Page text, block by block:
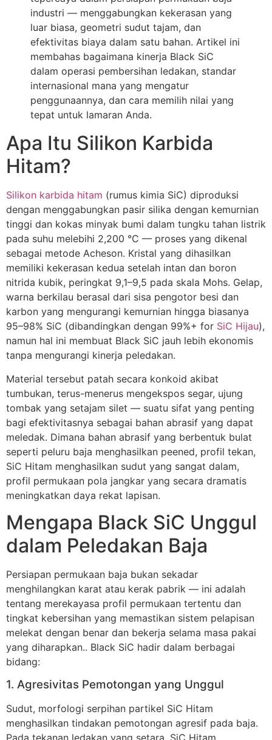
industri — menggabungkan kekerasan yang
luar biasa, geometri sudut tajam, dan
efektivitas biaya dalam satu bahan. Artikel ini
membahas bagaimana kinerja Black SiC
dalam operasi pembersihan ledakan, standar
internasional mana yang mengatur
penggunaannya, dan cara memilih nilai yang
tepat untuk lamaran Anda.
Apa Itu Silikon Karbida
Hitam?
Silikon karbida hitam (rumus kimia SiC) diproduksi
dengan menggabungkan pasir silika dengan kemurnian
tinggi dan kokas minyak bumi dalam tungku tahan listrik
pada suhu melebihi 2,200 °C — proses yang dikenal
sebagai metode Acheson. Kristal yang dihasilkan
memiliki kekerasan kedua setelah intan dan boron
nitrida kubik, peringkat 9,1–9,5 pada skala Mohs. Gelap,
warna berkilau berasal dari sisa pengotor besi dan
karbon yang mengurangi kemurnian hingga biasanya
95–98% SiC (dibandingkan dengan 99%+ for SiC Hijau),
namun hal ini membuat Black SiC jauh lebih ekonomis
tanpa mengurangi kinerja peledakan.
Material tersebut patah secara konkoid akibat
tumbukan, terus-menerus mengekspos segar, ujung
tombak yang setajam silet — suatu sifat yang penting
bagi efektivitasnya sebagai bahan abrasif yang dapat
meledak. Dimana bahan abrasif yang berbentuk bulat
seperti peluru baja menghasilkan peened, profil tekan,
SiC Hitam menghasilkan sudut yang sangat dalam,
profil permukaan pola jangkar yang secara dramatis
meningkatkan daya rekat lapisan.
Mengapa Black SiC Unggul
dalam Peledakan Baja
Persiapan permukaan baja bukan sekadar
menghilangkan karat atau kerak pabrik — ini adalah
tentang merekayasa profil permukaan tertentu dan
tingkat kebersihan yang memastikan sistem pelapisan
melekat dengan benar dan bekerja selama masa pakai
yang diharapkan.. Black SiC hadir dalam berbagai
bidang:
1. Agresivitas Pemotongan yang Unggul
Sudut, morfologi serpihan partikel SiC Hitam
menghasilkan tindakan pemotongan agresif pada baja.
Pada tekanan ledakan yang setara, SiC Hitam